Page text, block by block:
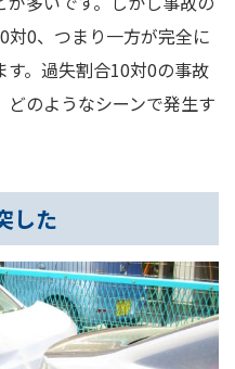
対0、つまり一方が完全に
。過失割合10対0の事故
のようなシーンで発生す
した